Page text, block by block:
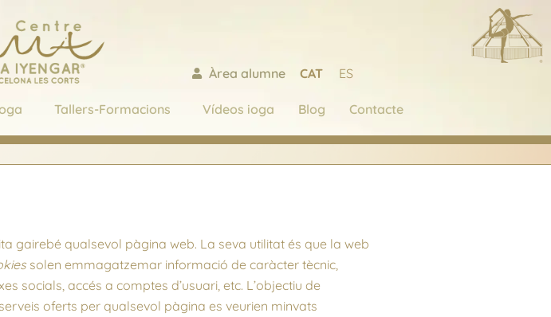
Àrea alumne
CAT ES
Tallers-Formacions Vídeos ioga Blog Contacte
gairebé qualsevol pàgina web. La seva utilitat és que la web
solen emmagatzemar informació de caràcter tècnic,
socials, accés a comptes d’usuari, etc. L’objectiu de
oferts per qualsevol pàgina es veurien minvats